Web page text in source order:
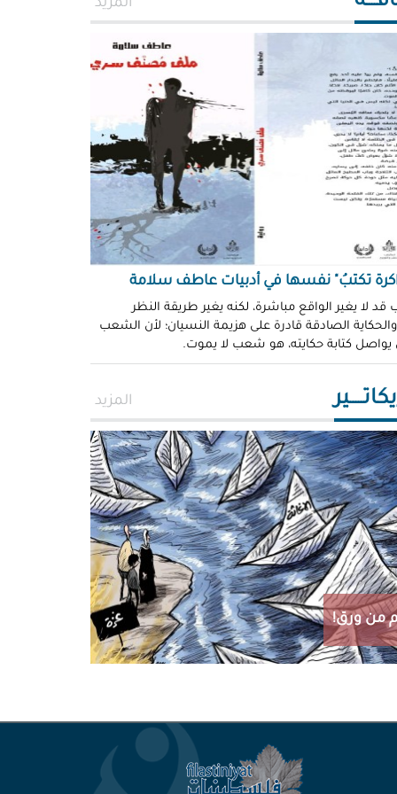
المزيد
تكتبُ" نفسها في أدبيات عاطف سلامة
قد لا يغير الواقع مباشرة، لكنه يغير طريقة النظر
والحكاية الصادقة قادرة على هزيمة النسيان؛ لأن الشعب
يواصل كتابة حكايته، هو شعب لا يموت.
المزيد
من ورق!